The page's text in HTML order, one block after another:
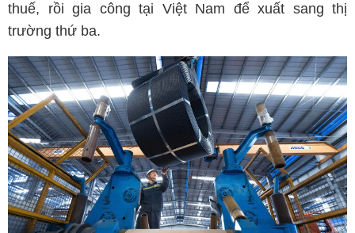
thuế, rồi gia công tại Việt Nam để xuất sang thị
trường thứ ba.